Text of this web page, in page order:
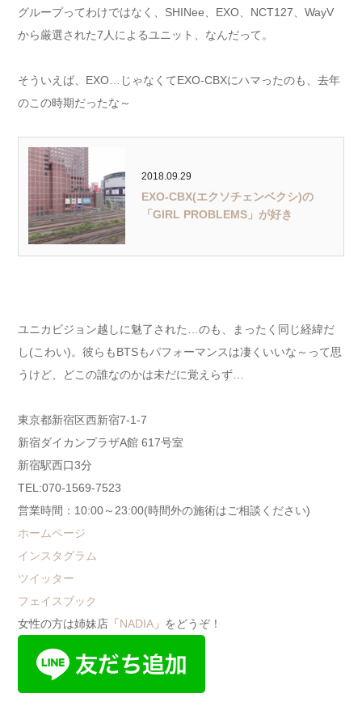
グループってわけではなく、SHINee、EXO、NCT127、WayV
から厳選された7人によるユニット、なんだって。
そういえば、EXO…じゃなくてEXO-CBXにハマったのも、去年
のこの時期だったな～
2018.09.29
EXO-CBX(エクソチェンベクシ)の
「GIRL PROBLEMS」が好き
ユニカビジョン越しに魅了された…のも、まったく同じ経緯だ
し(こわい)。彼らもBTSもパフォーマンスは凄くいいな～って思
うけど、どこの誰なのかは未だに覚えらず…
東京都新宿区西新宿7-1-7
新宿ダイカンプラザA館 617号室
新宿駅西口3分
TEL:070-1569-7523
営業時間：10:00～23:00(時間外の施術はご相談ください)
ホームページ
インスタグラム
ツイッター
フェイスブック
女性の方は姉妹店「 NADIA 」をどうぞ！